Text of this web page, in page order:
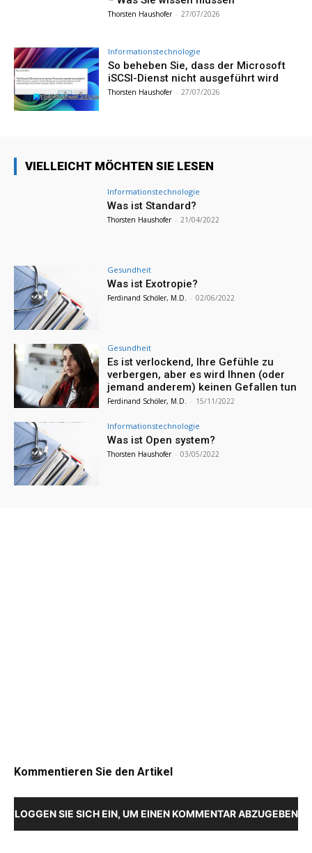
Thorsten Haushofer - 27/07/2026
Informationstechnologie
So beheben Sie, dass der Microsoft
iSCSI-Dienst nicht ausgeführt wird
Thorsten Haushofer - 27/07/2026
VIELLEICHT MÖCHTEN SIE LESEN
Informationstechnologie
Was ist Standard?
Thorsten Haushofer - 21/04/2022
Gesundheit
Was ist Exotropie?
Ferdinand Schöler, M.D. - 02/06/2022
Gesundheit
Es ist verlockend, Ihre Gefühle zu
verbergen, aber es wird Ihnen (oder
jemand anderem) keinen Gefallen tun
Ferdinand Schöler, M.D. - 15/11/2022
Informationstechnologie
Was ist Open system?
Thorsten Haushofer - 03/05/2022
Kommentieren Sie den Artikel
LOGGEN SIE SICH EIN, UM EINEN KOMMENTAR ABZUGEBEN